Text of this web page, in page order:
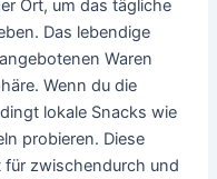
Ort, um das tägliche
Das lebendige
Waren
Wenn du die
lokale Snacks wie
probieren. Diese
zwischendurch und